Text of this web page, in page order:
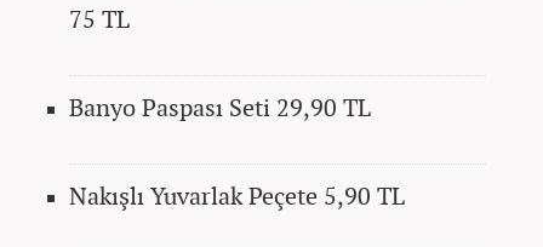
75 TL
Banyo Paspası Seti 29,90 TL
Nakışlı Yuvarlak Peçete 5,90 TL